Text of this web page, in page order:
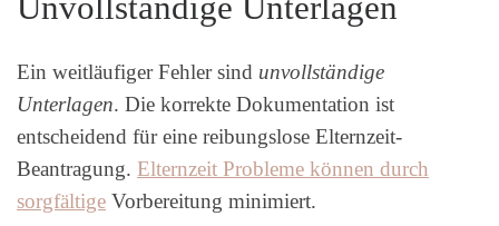
Unvollständige Unterlagen
Ein weitläufiger Fehler sind unvollständige
Unterlagen. Die korrekte Dokumentation ist
entscheidend für eine reibungslose Elternzeit-
Beantragung. Elternzeit Probleme können durch
sorgfältige Vorbereitung minimiert.